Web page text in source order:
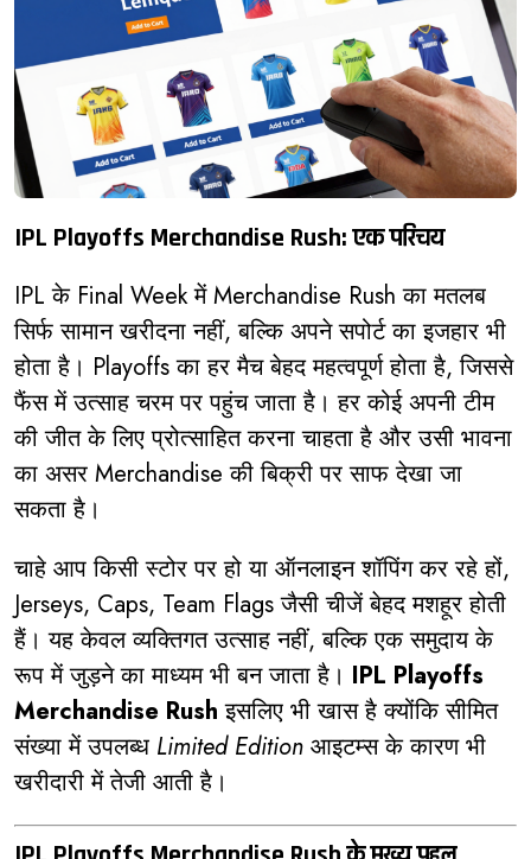
IPL Playoffs Merchandise Rush: एक परिचय
IPL के Final Week में Merchandise Rush का मतलब
सिर्फ सामान खरीदना नहीं, बल्कि अपने सपोर्ट का इजहार भी
होता है। Playoffs का हर मैच बेहद महत्वपूर्ण होता है, जिससे
फैंस में उत्साह चरम पर पहुंच जाता है। हर कोई अपनी टीम
की जीत के लिए प्रोत्साहित करना चाहता है और उसी भावना
का असर Merchandise की बिक्री पर साफ देखा जा
सकता है।
चाहे आप किसी स्टोर पर हो या ऑनलाइन शॉपिंग कर रहे हों,
Jerseys, Caps, Team Flags जैसी चीजें बेहद मशहूर होती
हैं। यह केवल व्यक्तिगत उत्साह नहीं, बल्कि एक समुदाय के
रूप में जुड़ने का माध्यम भी बन जाता है। IPL Playoffs
Merchandise Rush इसलिए भी खास है क्योंकि सीमित
संख्या में उपलब्ध Limited Edition आइटम्स के कारण भी
खरीदारी में तेजी आती है।